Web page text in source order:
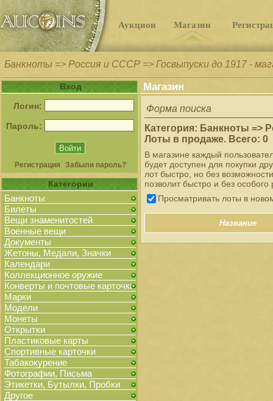
Аукцион Магазин
Банкноты => Россия и СССР => Госвыпуски до 1917 -
Вход
Логин:
Пароль:
Регистрация Забыли пароль?
Категории
Банкноты
Билеты
Вещи знаменитостей
Военные вещи
Документы
Жетоны, Медали, Значки
Календари
Коллекционное оружие
Конверты и почтовые карточки
Марки
Модели
Монеты
Открытки
Пластиковые карты
Спортивные карточки
Табакокурение
Фотографии, Письма
Этикетки, Бутылки, Пробки
Другое
Магазин
Форма поиска
Категория: Банкноты =>
Лоты в продаже. Всего: 0
В магазине каждый
будет доступен для покупки
лот быстро, но без
позволит быстро и без
Просматривать лоты в
Название